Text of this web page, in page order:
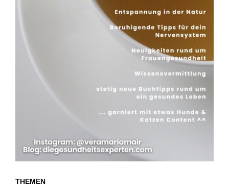
THEMEN